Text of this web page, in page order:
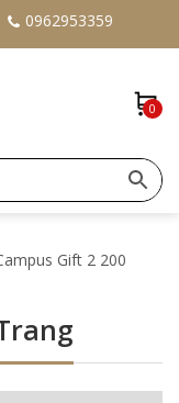
0962953359
0
Gift 2 200